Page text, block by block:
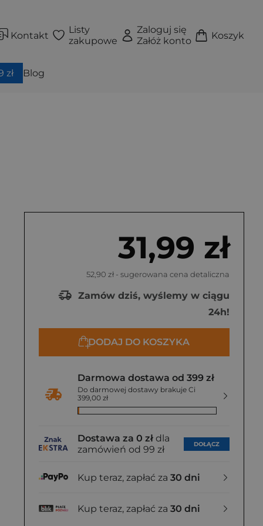
Kontakt
Listy
zakupowe
Zaloguj się
Załóż konto
Koszyk
zł Blog
31,99 zł
52,90 zł - sugerowana cena detaliczna
Zamów dziś, wyślemy w ciągu
24h!
DODAJ DO KOSZYKA
Darmowa dostawa od 399 zł
Do darmowej dostawy brakuje Ci
399,00 zł
Dostawa za 0 zł dla
zamówień od 99 zł
DOŁĄCZ
Kup teraz, zapłać za 30 dni
Kup teraz, zapłać za 30 dni